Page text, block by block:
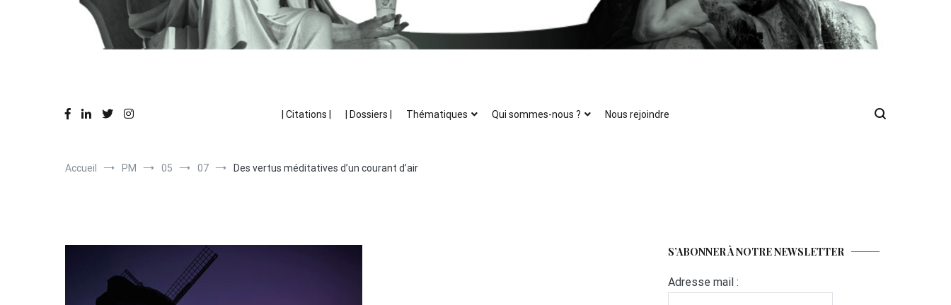
| Citations |
| Dossiers | Thématiques Qui sommes-nous ? Nous rejoindre
Accueil PM 05 07 Des vertus méditatives d’un courant d’air
S’ABONNER À NOTRE NEWSLETTER
Adresse mail :